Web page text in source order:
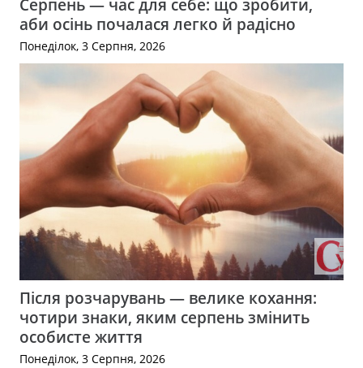
аби осінь почалася легко й радісно
Понеділок, 3 Серпня, 2026
Після розчарувань — велике кохання:
чотири знаки, яким серпень змінить
особисте життя
Понеділок, 3 Серпня, 2026